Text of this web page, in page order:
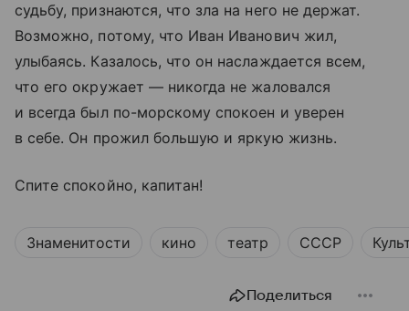
судьбу, признаются, что зла на него не держат.
Возможно, потому, что Иван Иванович жил,
улыбаясь. Казалось, что он наслаждается всем,
что его окружает — никогда не жаловался
и всегда был по-морскому спокоен и уверен
в себе. Он прожил большую и яркую жизнь.
Спите спокойно, капитан!
Знаменитости кино театр СССР
Поделиться